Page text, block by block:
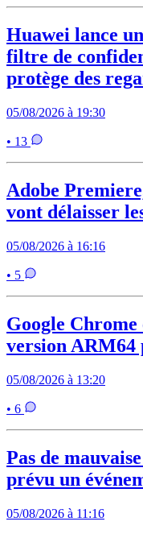
Huawei lance
filtre de
protège des
05/08/2026 à 19:30
• 13
Adobe
vont délaisser
05/08/2026 à 16:16
• 5
Google
version
05/08/2026 à 13:20
• 6
Pas de
prévu un
05/08/2026 à 11:16